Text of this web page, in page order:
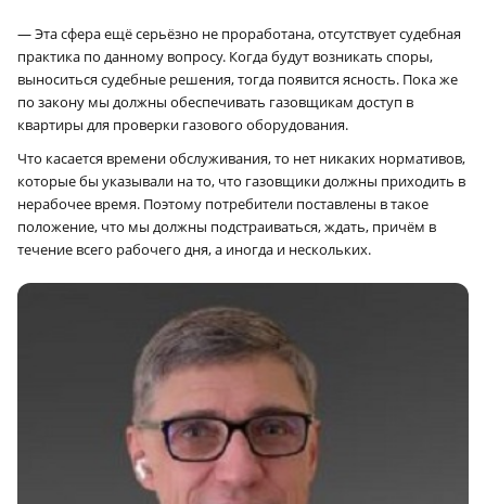
— Эта сфера ещё серьёзно не проработана, отсутствует судебная
практика по данному вопросу. Когда будут возникать споры,
выноситься судебные решения, тогда появится ясность. Пока же
по закону мы должны обеспечивать газовщикам доступ в
квартиры для проверки газового оборудования.
Что касается времени обслуживания, то нет никаких нормативов,
которые бы указывали на то, что газовщики должны приходить в
нерабочее время. Поэтому потребители поставлены в такое
положение, что мы должны подстраиваться, ждать, причём в
течение всего рабочего дня, а иногда и нескольких.